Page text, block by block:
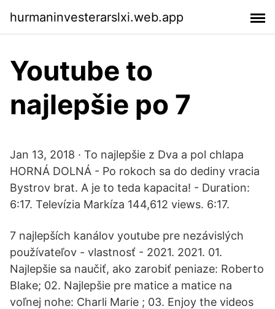
hurmaninvesterarslxi.web.app
Youtube to
najlepšie po 7
Jan 13, 2018 · To najlepšie z Dva a pol chlapa
HORNÁ DOLNÁ - Po rokoch sa do dediny vracia
Bystrov brat. A je to teda kapacita! - Duration:
6:17. Televízia Markíza 144,612 views. 6:17.
7 najlepších kanálov youtube pre nezávislých
používateľov - vlastnosť - 2021. 2021. 01.
Najlepšie sa naučiť, ako zarobiť peniaze: Roberto
Blake; 02. Najlepšie pre matice a matice na
voľnej nohe: Charli Marie ; 03. Enjoy the videos